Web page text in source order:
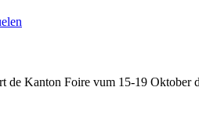
Kanton Foire vum 15-19 Oktober